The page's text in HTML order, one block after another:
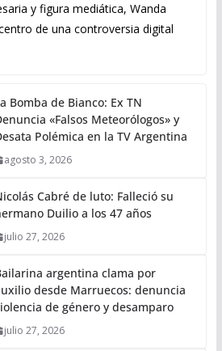
y figura mediática, Wanda
de una controversia digital
Bomba de Bianco: Ex TN
«Falsos Meteorólogos» y
Polémica en la TV Argentina
agosto 3, 2026
Cabré de luto: Falleció su
Duilio a los 47 años
julio 27, 2026
argentina clama por
desde Marruecos: denuncia
de género y desamparo
julio 27, 2026